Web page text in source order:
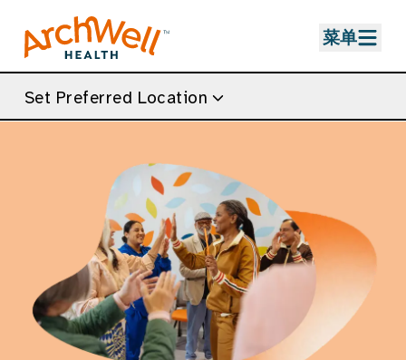
菜单
Set Preferred Location